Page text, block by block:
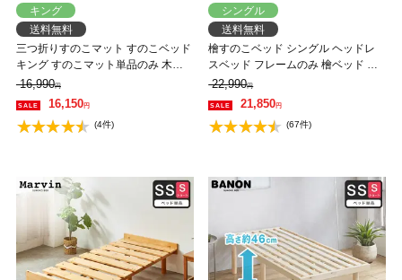
キング
送料無料
三つ折りすのこマット すのこベッド
キング すのこマット単品のみ 木製
桐 二分割可能 完成品 低ホルムアル
デヒド 布団が干せる
16,990円
16,150円
(4件)
シングル
送料無料
檜すのこベッド シングル ヘッドレ
スベッド フレームのみ 檜ベッド 湿
気を上手ににがすのこ床板 スノコベ
ッド 国産檜材使用すのこベッド
22,990円
21,850円
(67件)